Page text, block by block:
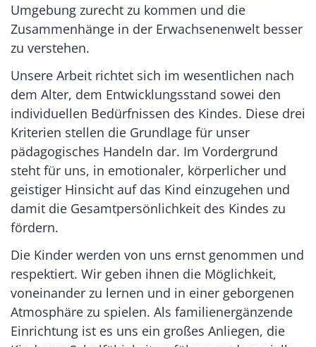
Umgebung zurecht zu kommen und die
Zusammenhänge in der Erwachsenenwelt besser
zu verstehen.
Unsere Arbeit richtet sich im wesentlichen nach
dem Alter, dem Entwicklungsstand sowei den
individuellen Bedürfnissen des Kindes. Diese drei
Kriterien stellen die Grundlage für unser
pädagogisches Handeln dar. Im Vordergrund
steht für uns, in emotionaler, körperlicher und
geistiger Hinsicht auf das Kind einzugehen und
damit die Gesamtpersönlichkeit des Kindes zu
fördern.
Die Kinder werden von uns ernst genommen und
respektiert. Wir geben ihnen die Möglichkeit,
voneinander zu lernen und in einer geborgenen
Atmosphäre zu spielen. Als familienergänzende
Einrichtung ist es uns ein großes Anliegen, die